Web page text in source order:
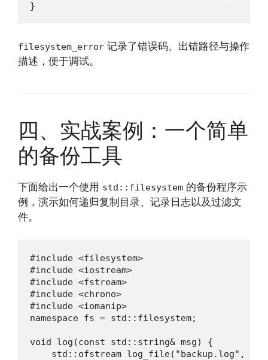
}
filesystem_error 记录了错误码、出错路径与操作
描述，便于调试。
四、实战案例：一个简单
的备份工具
下面给出一个使用 std::filesystem 的备份程序示
例，演示如何递归复制目录、记录日志以及过滤文
件。
#include <filesystem>
#include <iostream>
#include <fstream>
#include <chrono>
#include <iomanip>
namespace fs = std::filesystem;
void log(const std::string& msg) {
std::ofstream log_file("backup.log",